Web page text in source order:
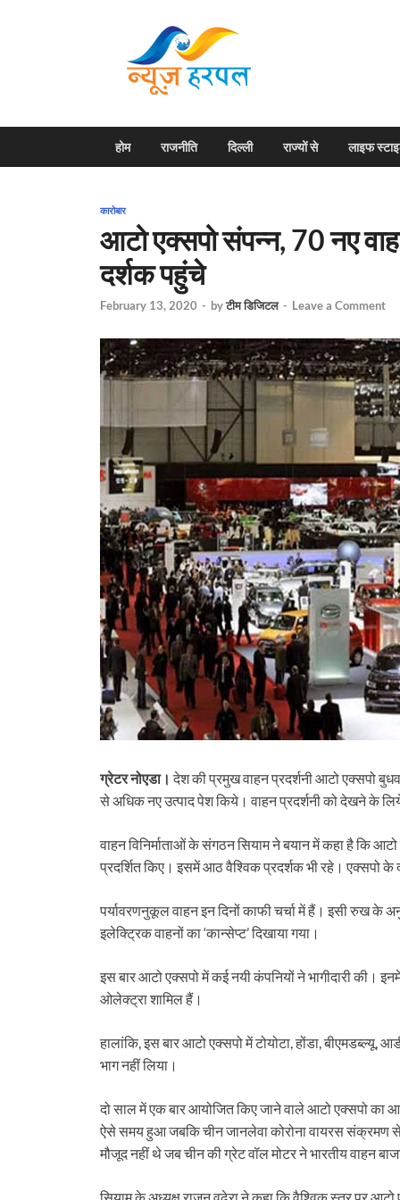
होम राजनीति दिल्ली राज्यों से लाइफ
कारोबार
आटो एक्सपो संपन्न, 70 नए
दर्शक पहुंचे
February 13, 2020 - byटीम डिजिटल - Leave a Comment
ग्रेटर नोएडा। देश की प्रमुख वाहन प्रदर्शनी आटो एक्सपो
से अधिक नए उत्पाद पेश किये। वाहन प्रदर्शनी को देखने के
वाहन विनिर्माताओं के संगठन सियाम ने बयान में कहा है कि
प्रदर्शित किए। इसमें आठ वैश्विक प्रदर्शक भी रहे। एक्सपो के
पर्यावरणनुकूल वाहन इन दिनों काफी चर्चा में हैं। इसी रुख के
इलेक्ट्रिक वाहनों का ‘कान्सेप्ट’ दिखाया गया।
इस बार आटो एक्सपो में कई नयी कंपनियों ने भागीदारी की।
ओलेक्ट्रा शामिल हैं।
हालांकि, इस बार आटो एक्सपो में टोयोटा, होंडा, बीएमडब्ल्यू,
भाग नहीं लिया।
दो साल में एक बार आयोजित किए जाने वाले आटो एक्सपो का
ऐसे समय हुआ जबकि चीन जानलेवा कोरोना वायरस संक्रमण से
मौजूद नहीं थे जब चीन की ग्रेट वॉल मोटर ने भारतीय वाहन